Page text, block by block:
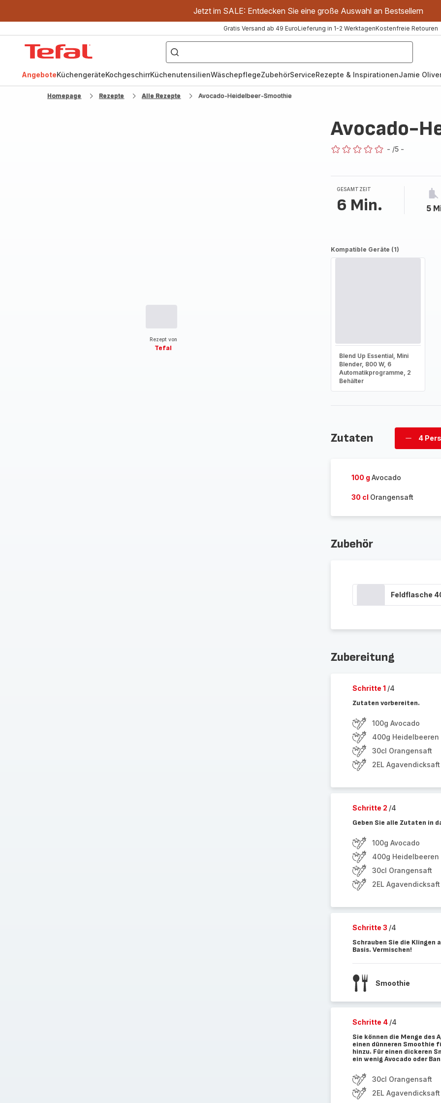
Jetzt im SALE: Entdecken Sie eine große Auswahl an Bestsellern
Gratis Versand ab 49 EuroLieferung in 1-2 WerktagenKostenfreie Retouren
["OptiGrill","Easy
Fry","Pfanne"]
AngeboteKüchengeräteKochgeschirrKüchenutensilienWäschepflegeZubehörServiceRezepte & InspirationenJamie
Homepage Rezepte Alle Rezepte Avocado-Heidelbeer-Smoothie
Rezept von
Tefal
Avocado-
- /5 -
GESAMTZEIT
6 Min. 5
Kompatible Geräte (1)
Blend Up Essential, Mini
Blender, 800 W, 6
Automatikprogramme, 2
Behälter
Zutaten
Personen
4
100 g Avocado
30 cl Orangensaft
Zubehör
Feldflasche
Zubereitung
Schritte 1 /4
Zutaten vorbereiten.
100g Avocado
400g Heidelbeeren
30cl Orangensaft
2EL Agavendicksaft
Schritte 2 /4
Geben Sie alle Zutaten in
100g Avocado
400g Heidelbeeren
30cl Orangensaft
2EL Agavendicksaft
Schritte 3 /4
Schrauben Sie die Klingen
Basis. Vermischen!
Smoothie
Schritte 4 /4
Sie können die Menge des
einen dünneren Smoothie
hinzu. Für einen dickeren
ein wenig Avocado oder
30cl Orangensaft
2EL Agavendicksaft